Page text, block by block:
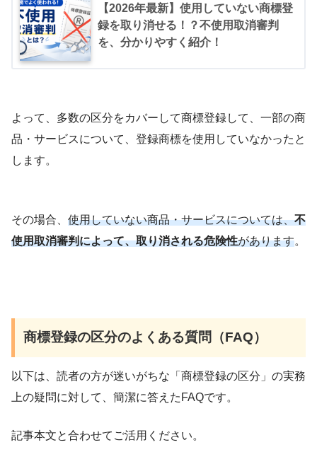
【2026年最新】使用していない商標登
録を取り消せる！？不使用取消審判
を、分かりやすく紹介！
よって、多数の区分をカバーして商標登録して、一部の商
品・サービスについて、登録商標を使用していなかったと
します。
その場合、 使用していない商品・サービスについては、不
使用取消審判によって、取り消される危険性があります。
商標登録の区分のよくある質問（FAQ）
以下は、読者の方が迷いがちな「商標登録の区分」の実務
上の疑問に対して、簡潔に答えたFAQです。
記事本文と合わせてご活用ください。